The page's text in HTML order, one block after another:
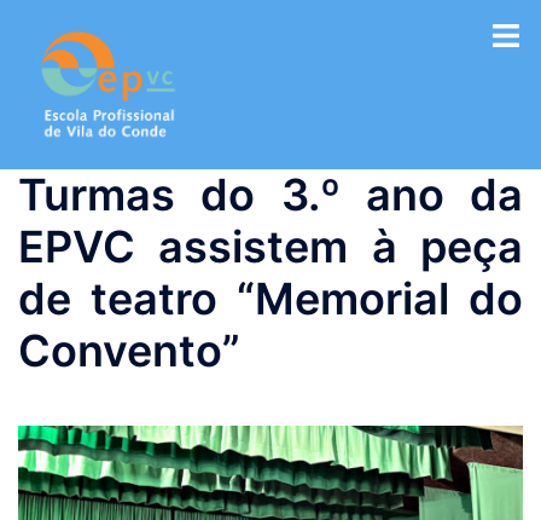
conteúdo
Turmas do 3.º ano da
EPVC assistem à peça
de teatro “Memorial do
Convento”